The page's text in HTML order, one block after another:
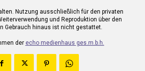
Nutzung ausschließlich für den privaten
und Reproduktion über den
Gebrauch hinaus ist nicht gestattet.
der echo medienhaus ges.m.b.h.